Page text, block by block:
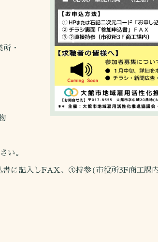
・
い。
に記入しFAX、③持参(市役所3F商工課